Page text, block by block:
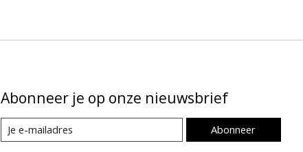
Abonneer je op onze nieuwsbrief
Abonneer